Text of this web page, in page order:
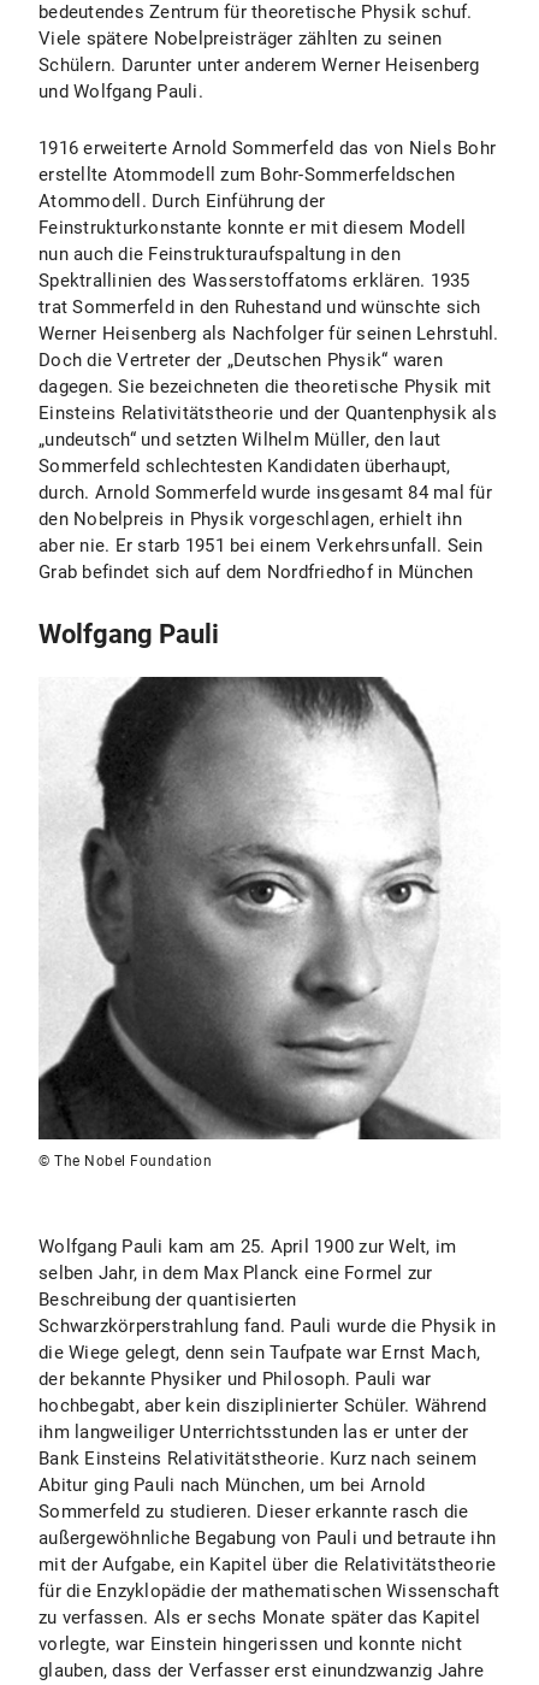
bedeutendes Zentrum für theoretische Physik schuf.
Viele spätere Nobelpreisträger zählten zu seinen
Schülern. Darunter unter anderem Werner Heisenberg
und Wolfgang Pauli.
1916 erweiterte Arnold Sommerfeld das von Niels Bohr
erstellte Atommodell zum Bohr-Sommerfeldschen
Atommodell. Durch Einführung der
Feinstrukturkonstante konnte er mit diesem Modell
nun auch die Feinstrukturaufspaltung in den
Spektrallinien des Wasserstoffatoms erklären. 1935
trat Sommerfeld in den Ruhestand und wünschte sich
Werner Heisenberg als Nachfolger für seinen Lehrstuhl.
Doch die Vertreter der „Deutschen Physik“ waren
dagegen. Sie bezeichneten die theoretische Physik mit
Einsteins Relativitätstheorie und der Quantenphysik als
„undeutsch“ und setzten Wilhelm Müller, den laut
Sommerfeld schlechtesten Kandidaten überhaupt,
durch. Arnold Sommerfeld wurde insgesamt 84 mal für
den Nobelpreis in Physik vorgeschlagen, erhielt ihn
aber nie. Er starb 1951 bei einem Verkehrsunfall. Sein
Grab befindet sich auf dem Nordfriedhof in München
Wolfgang Pauli
© The Nobel Foundation
Wolfgang Pauli kam am 25. April 1900 zur Welt, im
selben Jahr, in dem Max Planck eine Formel zur
Beschreibung der quantisierten
Schwarzkörperstrahlung fand. Pauli wurde die Physik in
die Wiege gelegt, denn sein Taufpate war Ernst Mach,
der bekannte Physiker und Philosoph. Pauli war
hochbegabt, aber kein disziplinierter Schüler. Während
ihm langweiliger Unterrichtsstunden las er unter der
Bank Einsteins Relativitätstheorie. Kurz nach seinem
Abitur ging Pauli nach München, um bei Arnold
Sommerfeld zu studieren. Dieser erkannte rasch die
außergewöhnliche Begabung von Pauli und betraute ihn
mit der Aufgabe, ein Kapitel über die Relativitätstheorie
für die Enzyklopädie der mathematischen Wissenschaft
zu verfassen. Als er sechs Monate später das Kapitel
vorlegte, war Einstein hingerissen und konnte nicht
glauben, dass der Verfasser erst einundzwanzig Jahre